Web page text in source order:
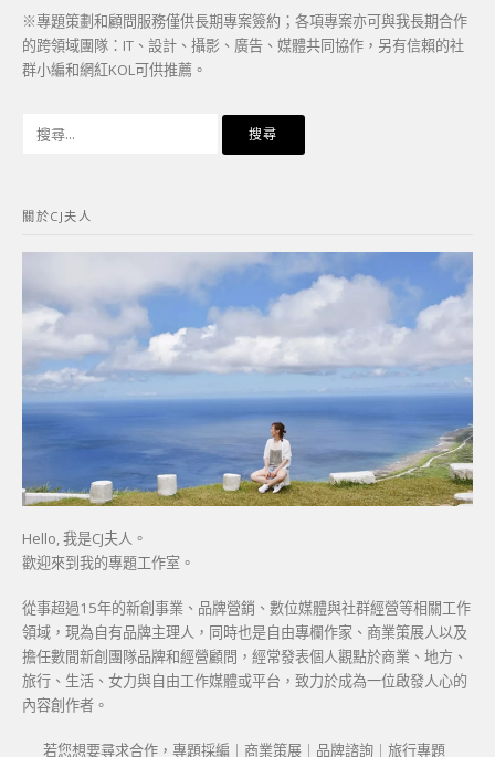
※專題策劃和顧問服務僅供長期專案簽約；各項專案亦可與我長期合作
的跨領域團隊：IT、設計、攝影、廣告、媒體共同協作，另有信賴的社
群小編和網紅KOL可供推薦。
字:
關於CJ夫人
Hello, 我是CJ夫人。
歡迎來到我的專題工作室。
從事超過15年的新創事業、品牌營銷、數位媒體與社群經營等相關工作
領域，現為自有品牌主理人，同時也是自由專欄作家、商業策展人以及
擔任數間新創團隊品牌和經營顧問，經常發表個人觀點於商業、地方、
旅行、生活、女力與自由工作媒體或平台，致力於成為一位啟發人心的
內容創作者。
若您想要尋求合作，專題採編｜商業策展｜品牌諮詢｜旅行專題